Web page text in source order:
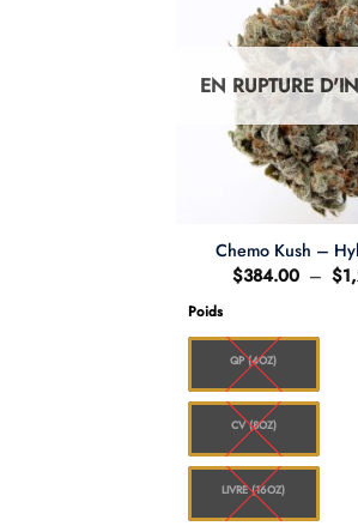
EN RUPTURE
Chemo Kush –
$384.00 – $
Poids
QP (4OZ)
CV (8OZ)
LIVRE (16OZ)